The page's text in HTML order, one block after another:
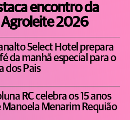
encontro da
Agroleite 2026
Select Hotel prepara
da manhã especial para o
dos Pais
RC celebra os 15 anos
Manoela Menarim Requião